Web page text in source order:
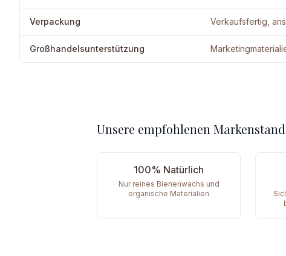
Verpackung Verkaufsfertig,
Großhandelsunterstützung
Unsere empfohlenen
100% Natürlich
Nur reines Bienenwachs und
organische Materialien